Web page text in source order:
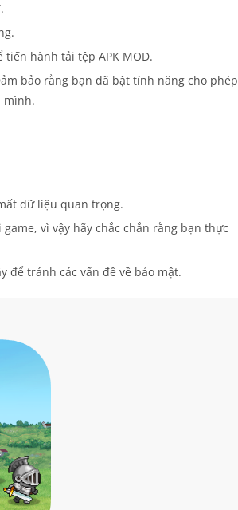
tiến hành tải tệp APK MOD.
bảo rằng bạn đã bật tính năng cho phép
mình.
dữ liệu quan trọng.
vì vậy hãy chắc chắn rằng bạn thực
để tránh các vấn đề về bảo mật.